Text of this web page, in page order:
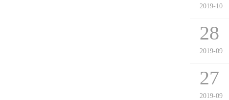
2019-10
28
2019-09
27
2019-09